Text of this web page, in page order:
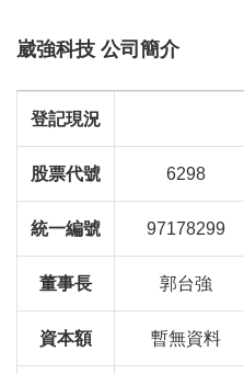
崴強科技 公司簡介
登記現況
股票代號 6298
統一編號 97178299
董事長 郭台強
資本額 暫無資料